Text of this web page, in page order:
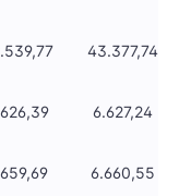
43.377,74
6.627,24
6.660,55